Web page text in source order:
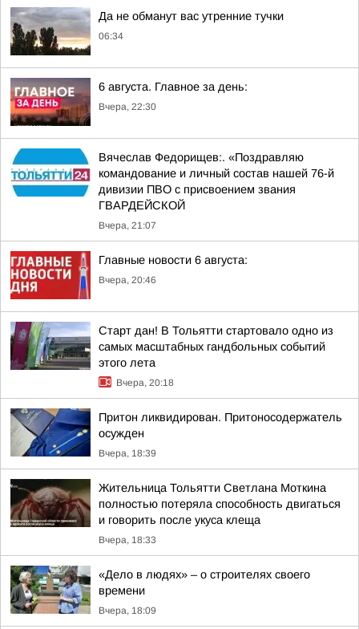
Да не обманут вас утренние тучки
06:34
6 августа. Главное за день:
Вчера, 22:30
Вячеслав Федорищев:. «Поздравляю
командование и личный состав нашей 76-й
дивизии ПВО с присвоением звания
ГВАРДЕЙСКОЙ
Вчера, 21:07
Главные новости 6 августа:
Вчера, 20:46
Старт дан! В Тольятти стартовало одно из
самых масштабных гандбольных событий
этого лета
Вчера, 20:18
Притон ликвидирован. Притоносодержатель
осужден
Вчера, 18:39
Жительница Тольятти Светлана Моткина
полностью потеряла способность двигаться
и говорить после укуса клеща
Вчера, 18:33
«Дело в людях» – о строителях своего
времени
Вчера, 18:09